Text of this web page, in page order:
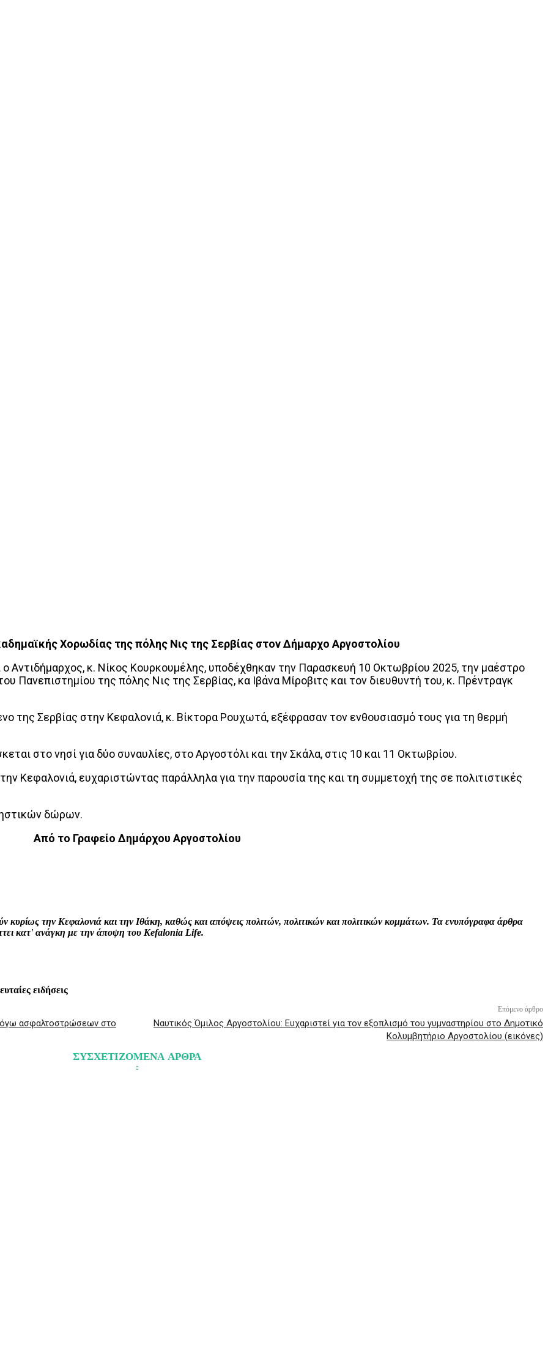
Χορωδίας της πόλης Νις της Σερβίας στον Δήμαρχο Αργοστολίου
Αντιδήμαρχος, κ. Νίκος Κουρκουμέλης, υποδέχθηκαν την Παρασκευή 10 Οκτωβρίου 2025, την μαέστρο
Πανεπιστημίου της πόλης Νις της Σερβίας, κα Ιβάνα Μίροβιτς και τον διευθυντή του, κ. Πρέντραγκ
της Σερβίας στην Κεφαλονιά, κ. Βίκτορα Ρουχωτά, εξέφρασαν τον ενθουσιασμό τους για τη θερμή
στο νησί για δύο συναυλίες, στο Αργοστόλι και την Σκάλα, στις 10 και 11 Οκτωβρίου.
Κεφαλονιά, ευχαριστώντας παράλληλα για την παρουσία της και τη συμμετοχή της σε πολιτιστικές
δώρων.
Από το Γραφείο Δημάρχου Αργοστολίου
κυρίως την Κεφαλονιά και την Ιθάκη, καθώς και απόψεις πολιτών, πολιτικών και πολιτικών κομμάτων. Τα ενυπόγραφα άρθρα
κατ' ανάγκη με την άποψη του Kefalonia Life.
ειδήσεις
ασφαλτοστρώσεων στο
Επόμενο άρθρο
Ναυτικός Όμιλος Αργοστολίου: Ευχαριστεί για τον εξοπλισμό του γυμναστηρίου στο Δημοτικό
Κολυμβητήριο Αργοστολίου (εικόνες)
ΣΥΣΧΕΤΙΖΟΜΕΝΑ ΑΡΘΡΑ